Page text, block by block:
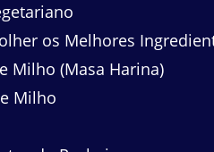
os Melhores
Milho (Masa Harina)
Milho